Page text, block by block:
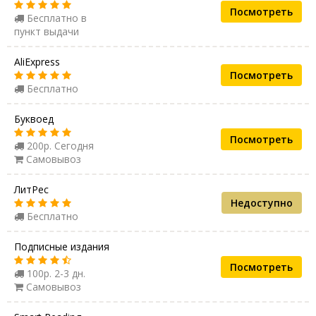
Бесплатно в
пункт выдачи
Посмотреть
AliExpress
Бесплатно
Посмотреть
Буквоед
200р. Сегодня
Самовывоз
Посмотреть
ЛитРес
Бесплатно
Недоступно
Подписные издания
100р. 2-3 дн.
Самовывоз
Посмотреть